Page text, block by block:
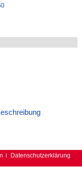
Datenschutzerklärung